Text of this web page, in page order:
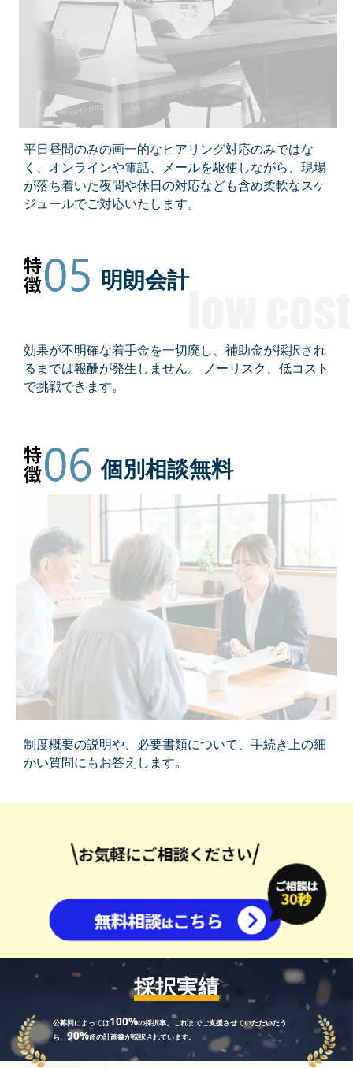
平日昼間のみの画一的なヒアリング対応のみではな
く、オンラインや電話、メールを駆使しながら、現場
が落ち着いた夜間や休日の対応なども含め柔軟なスケ
ジュールでご対応いたします。
明朗会計
効果が不明確な着手金を一切廃し、補助金が採択され
るまでは報酬が発生しません。 ノーリスク、低コスト
で挑戦できます。
個別相談無料
制度概要の説明や、必要書類について、⼿続き上の細
かい質問にもお答えします。
採択実績
公募回によっては100%の採択率。これまでご⽀援させていただいたう
ち、90%超の計画書が採択されています。